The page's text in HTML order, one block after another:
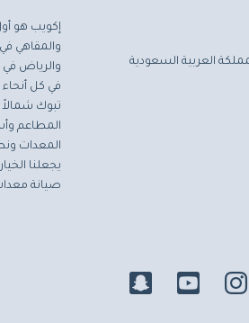
العربية السعودية
إكويب هو
والمقاهي
والرياض في
في كل
تبوك شمالاً
المطاعم
المعدات
يجعلنا
صيانة